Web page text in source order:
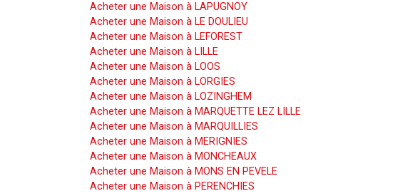
Acheter une Maison à LAPUGNOY
Acheter une Maison à LE DOULIEU
Acheter une Maison à LEFOREST
Acheter une Maison à LILLE
Acheter une Maison à LOOS
Acheter une Maison à LORGIES
Acheter une Maison à LOZINGHEM
Acheter une Maison à MARQUETTE LEZ LILLE
Acheter une Maison à MARQUILLIES
Acheter une Maison à MERIGNIES
Acheter une Maison à MONCHEAUX
Acheter une Maison à MONS EN PEVELE
Acheter une Maison à PERENCHIES